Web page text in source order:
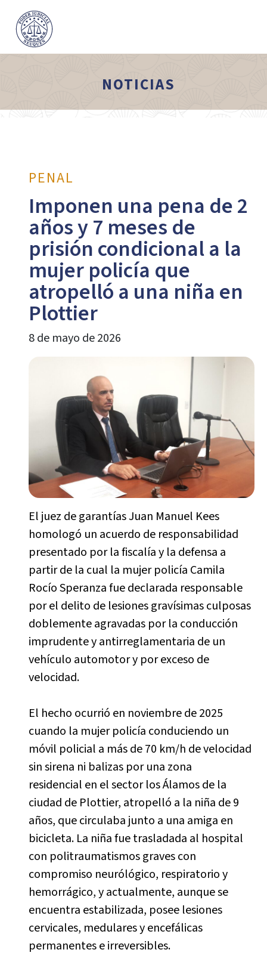
NOTICIAS
PENAL
Imponen una pena de 2
años y 7 meses de
prisión condicional a la
mujer policía que
atropelló a una niña en
Plottier
8 de mayo de 2026
El juez de garantías Juan Manuel Kees
homologó un acuerdo de responsabilidad
presentado por la fiscalía y la defensa a
partir de la cual la mujer policía Camila
Rocío Speranza fue declarada responsable
por el delito de lesiones gravísimas culposas
doblemente agravadas por la conducción
imprudente y antirreglamentaria de un
vehículo automotor y por exceso de
velocidad.
El hecho ocurrió en noviembre de 2025
cuando la mujer policía conduciendo un
móvil policial a más de 70 km/h de velocidad
sin sirena ni balizas por una zona
residencial en el sector los Álamos de la
ciudad de Plottier, atropelló a la niña de 9
años, que circulaba junto a una amiga en
bicicleta. La niña fue trasladada al hospital
con politraumatismos graves con
compromiso neurólógico, respiratorio y
hemorrágico, y actualmente, aunque se
encuentra estabilizada, posee lesiones
cervicales, medulares y encefálicas
permanentes e irreversibles.